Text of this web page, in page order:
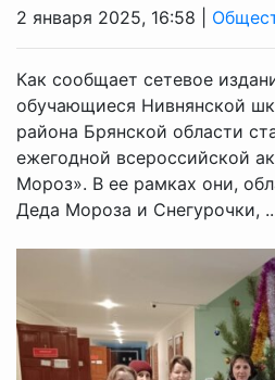
2 января 2025, 16:58 |
Как сообщает сетевое
обучающиеся Нивнянской
района Брянской области
ежегодной всероссийской
Мороз». В ее рамках они,
Деда Мороза и Снегурочки,